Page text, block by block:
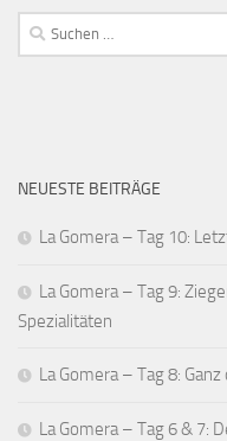
Suchen
nach:
NEUESTE BEITRÄGE
La Gomera – Tag 10:
La Gomera – Tag 9:
Spezialitäten
La Gomera – Tag 8:
La Gomera – Tag 6 & 7: